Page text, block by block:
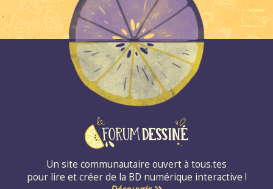
Un site communautaire ouvert à tous.tes
pour lire et créer de la BD numérique interactive !